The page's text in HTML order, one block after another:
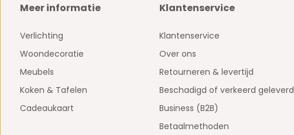
Meer informatie
Verlichting
Woondecoratie
Meubels
Koken & Tafelen
Cadeaukaart
Klantenservice
Klantenservice
Over ons
Retourneren & levertijd
Beschadigd of verkeerd geleverd
Business (B2B)
Betaalmethoden